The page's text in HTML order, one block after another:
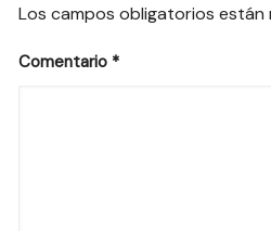
Los campos obligatorios están
Comentario *